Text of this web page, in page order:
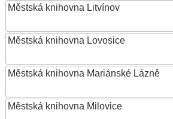
Městská knihovna Litvínov
Městská knihovna Lovosice
Městská knihovna Mariánské Lázně
Městská knihovna Milovice